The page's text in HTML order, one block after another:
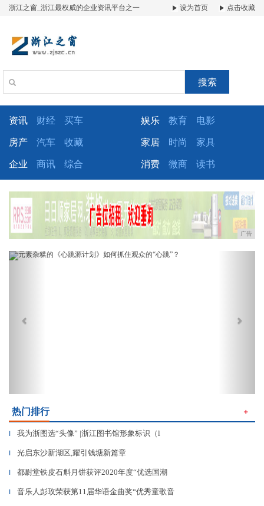
浙江之窗_浙江最权威的企业资讯平台之一 设为首页 点击收藏
搜索
资讯 财经 买车 娱乐 教育 电影
房产 汽车 收藏 家居 时尚 家具
企业 商讯 综合 消费 微商 读书
广告
Previous
热门排行 ＋
▎ 我为浙图选“头像” |浙江图书馆形象标识（l
▎ ​光启东沙新湖区,耀引钱塘新篇章
▎ 都尉堂铁皮石斛月饼获评2020年度“优选国潮
▎ 音乐人彭玫荣获第11届华语金曲奖“优秀童歌音